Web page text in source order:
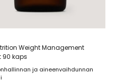
Weight Management
90 kaps
ja aineenvaihdunnan